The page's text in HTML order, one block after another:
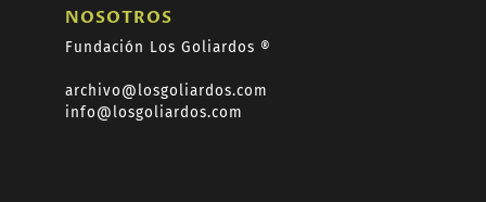
NOSOTROS
Fundación Los Goliardos ®
archivo@losgoliardos.com
info@losgoliardos.com